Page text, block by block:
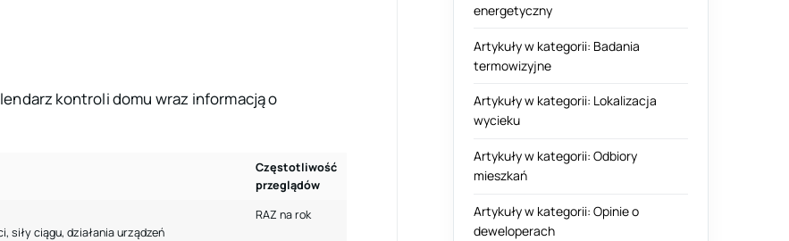
kontroli domu wraz informacją o
Częstotliwość
przeglądów
siły ciągu, działania urządzeń
RAZ na rok
energetyczny
Artykuły w kategorii: Badania
termowizyjne
Artykuły w kategorii: Lokalizacja
wycieku
Artykuły w kategorii: Odbiory
mieszkań
Artykuły w kategorii: Opinie o
deweloperach